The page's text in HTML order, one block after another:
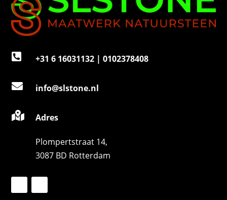
 +31 6 16031132 | 0102378408
 info@slstone.nl
 Adres
Plompertstraat 14,
3087 BD Rotterdam